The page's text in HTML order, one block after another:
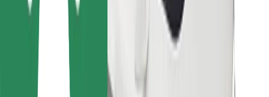
Sütik
Biztonság
Pár perc alatt ott vagyunk érted!
Bolt alkalmazás letöltése